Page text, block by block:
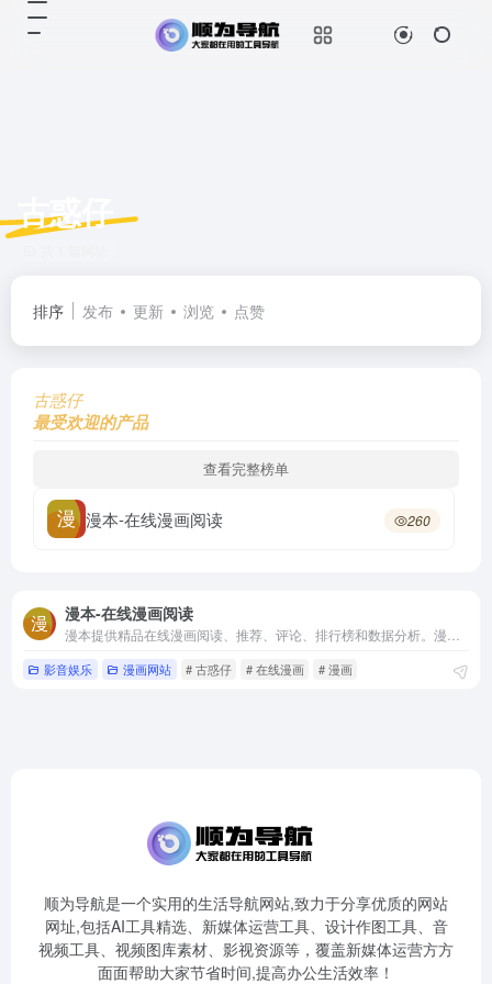
古惑仔
排序 发布 更新 浏览 点赞
古惑仔
最受欢迎的产品
查看完整榜单
漫本-在线漫画阅读 260
漫本-在线漫画阅读
影音娱乐 漫画网站 # 古惑仔 # 在线漫画 # 漫画
顺为导航是一个实用的生活导航网站,致力于分享优质的网站
网址,包括AI工具精选、新媒体运营工具、设计作图工具、音
视频工具、视频图库素材、影视资源等，覆盖新媒体运营方方
面面帮助大家节省时间,提高办公生活效率！